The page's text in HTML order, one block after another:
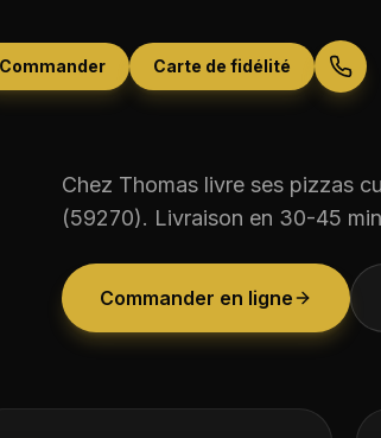
Commander Carte de fidélité
Chez Thomas livre ses pizzas
(59270). Livraison en 30-45 min
Commander en ligne